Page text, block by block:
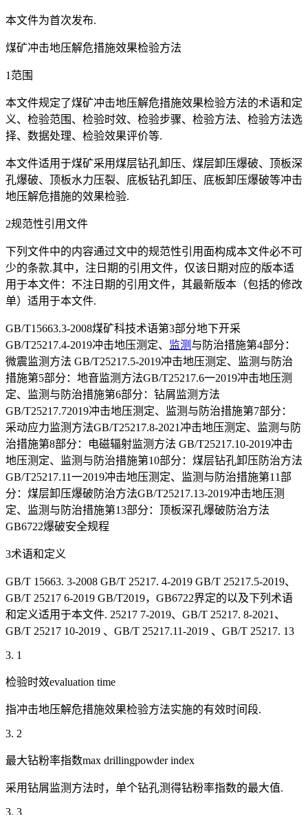
本文件为首次发布.
煤矿冲击地压解危措施效果检验方法
1范围
本文件规定了煤矿冲击地压解危措施效果检验方法的术语和定
义、检验范围、检验时效、检验步骤、检验方法、检验方法选
择、数据处理、检验效果评价等.
本文件适用于煤矿采用煤层钻孔卸压、煤层卸压爆破、顶板深
孔爆破、顶板水力压裂、底板钻孔卸压、底板卸压爆破等冲击
地压解危措施的效果检验.
2规范性引用文件
下列文件中的内容通过文中的规范性引用面构成本文件必不可
少的条款.其中，注日期的引用文件，仅该日期对应的版本适
用于本文件：不注日期的引用文件，其最新版本（包括的修改
单）适用于本文件.
GB/T15663.3-2008煤矿科技术语第3部分地下开采
GB/T25217.4-2019冲击地压测定、
监测 与防治措施第4部分：
微震监测方法 GB/T25217.5-2019冲击地压测定、监测与防治
措施第5部分：地音监测方法GB/T25217.6一2019冲击地压测
定、监测与防治措施第6部分：钻屑监测方法
GB/T25217.72019冲击地压测定、监测与防治措施第7部分：
采动应力监测方法GB/T25217.8-2021冲击地压测定、监测与防
治措施第8部分：电磁辐射监测方法 GB/T25217.10-2019冲击
地压测定、监测与防治措施第10部分：煤层钻孔卸压防治方法
GB/T25217.11一2019冲击地压测定、监测与防治措施第11部
分：煤层卸压爆破防治方法GB/T25217.13-2019冲击地压测
定、监测与防治措施第13部分：顶板深孔爆破防治方法
GB6722爆破安全规程
3术语和定义
GB/T 15663. 3-2008 GB/T 25217. 4-2019 GB/T 25217.5-2019、
GB/T 25217 6-2019 GB/T2019，GB6722界定的以及下列术语
和定义适用于本文件. 25217 7-2019、GB/T 25217. 8-2021、
GB/T 25217 10-2019 、GB/T 25217.11-2019 、GB/T 25217. 13
3. 1
检验时效evaluation time
指冲击地压解危措施效果检验方法实施的有效时间段.
3. 2
最大钻粉率指数max drillingpowder index
采用钻屑监测方法时，单个钻孔测得钻粉率指数的最大值.
3. 3